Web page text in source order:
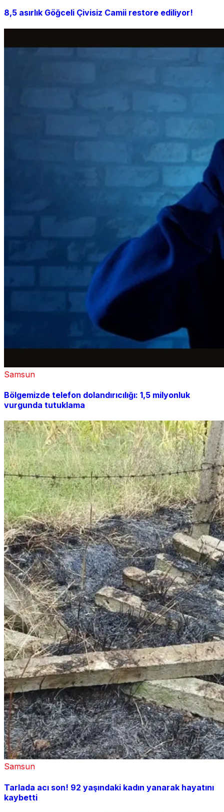
8,5 asırlık Göğceli Çivisiz Camii restore ediliyor!
Samsun
Bölgemizde telefon dolandırıcılığı: 1,5 milyonluk
vurgunda tutuklama
Samsun
Tarlada acı son! 92 yaşındaki kadın yanarak hayatını
kaybetti